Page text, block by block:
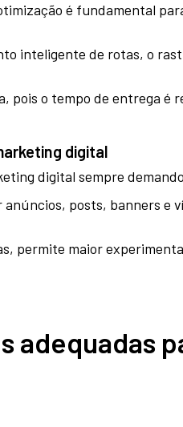
é fundamental
inteligente de rotas, o
o tempo de entrega é
digital
digital sempre
posts, banners e
permite maior
adequadas